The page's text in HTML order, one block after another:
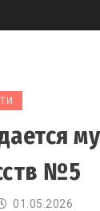
№5
01.05.2026